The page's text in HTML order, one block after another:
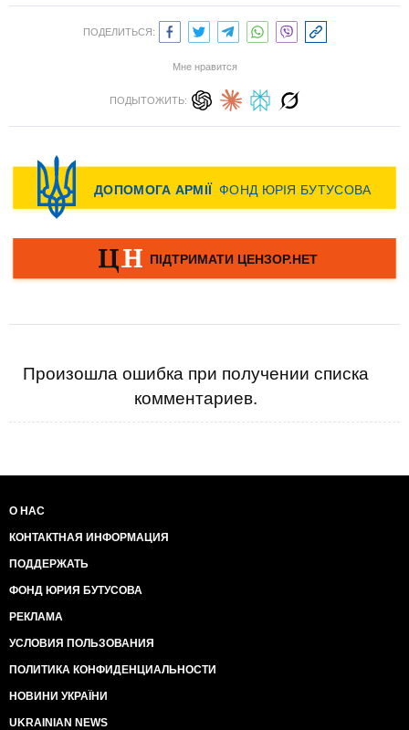
ПОДЕЛИТЬСЯ:
Мне нравится
ПОДЫТОЖИТЬ:
Произошла ошибка при получении списка
комментариев.
О НАС
КОНТАКТНАЯ ИНФОРМАЦИЯ
ПОДДЕРЖАТЬ
ФОНД ЮРИЯ БУТУСОВА
РЕКЛАМА
УСЛОВИЯ ПОЛЬЗОВАНИЯ
ПОЛИТИКА КОНФИДЕНЦИАЛЬНОСТИ
НОВИНИ УКРАЇНИ
UKRAINIAN NEWS